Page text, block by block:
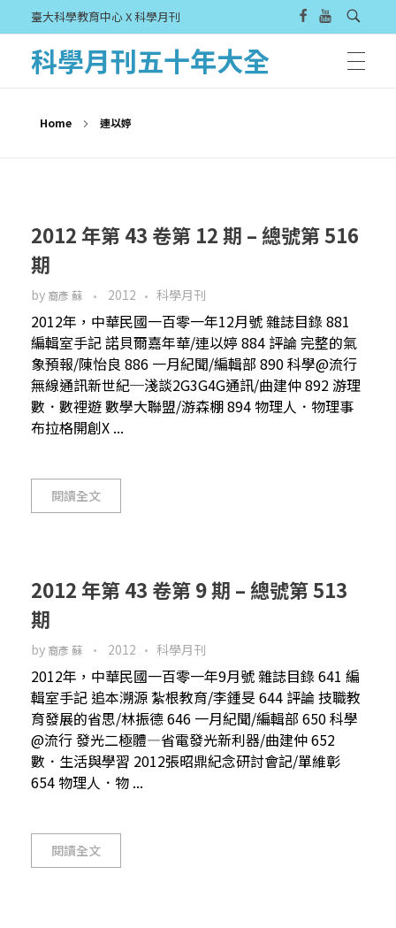
臺大科學教育中心 X 科學月刊
科學月刊五十年大全
Home 連以婷
2012 年第 43 卷第 12 期 – 總號第 516
期
by 裔彥 蘇 2012 科學月刊
2012年，中華民國一百零一年12月號 雜誌目錄 881
編輯室手記 諾貝爾嘉年華/連以婷 884 評論 完整的氣
象預報/陳怡良 886 一月紀聞/編輯部 890 科學@流行
無線通訊新世紀─淺談2G3G4G通訊/曲建仲 892 游理
數．數裡遊 數學大聯盟/游森棚 894 物理人．物理事
布拉格開創X ...
閱讀全文
2012 年第 43 卷第 9 期 – 總號第 513
期
by 裔彥 蘇 2012 科學月刊
2012年，中華民國一百零一年9月號 雜誌目錄 641 編
輯室手記 追本溯源 紮根教育/李鍾旻 644 評論 技職教
育發展的省思/林振德 646 一月紀聞/編輯部 650 科學
@流行 發光二極體—省電發光新利器/曲建仲 652
數．生活與學習 2012張昭鼎紀念研討會記/單維彰
654 物理人．物 ...
閱讀全文